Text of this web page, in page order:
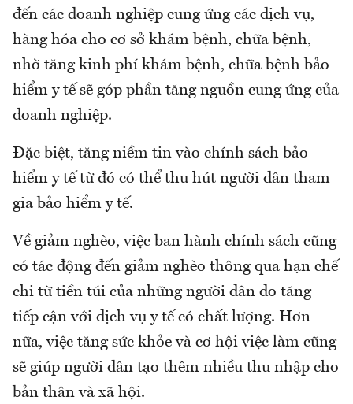
đến các doanh nghiệp cung ứng các dịch vụ,
hàng hóa cho cơ sở khám bệnh, chữa bệnh,
nhờ tăng kinh phí khám bệnh, chữa bệnh bảo
hiểm y tế sẽ góp phần tăng nguồn cung ứng của
doanh nghiệp.
Đặc biệt, tăng niềm tin vào chính sách bảo
hiểm y tế từ đó có thể thu hút người dân tham
gia bảo hiểm y tế.
Về giảm nghèo, việc ban hành chính sách cũng
có tác động đến giảm nghèo thông qua hạn chế
chi từ tiền túi của những người dân do tăng
tiếp cận với dịch vụ y tế có chất lượng. Hơn
nữa, việc tăng sức khỏe và cơ hội việc làm cũng
sẽ giúp người dân tạo thêm nhiều thu nhập cho
bản thân và xã hội.